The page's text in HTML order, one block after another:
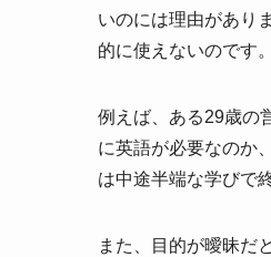
いのには理由があり
的に使えないのです。
例えば、ある29歳の
に英語が必要なのか
は中途半端な学びで
また、目的が曖昧だ